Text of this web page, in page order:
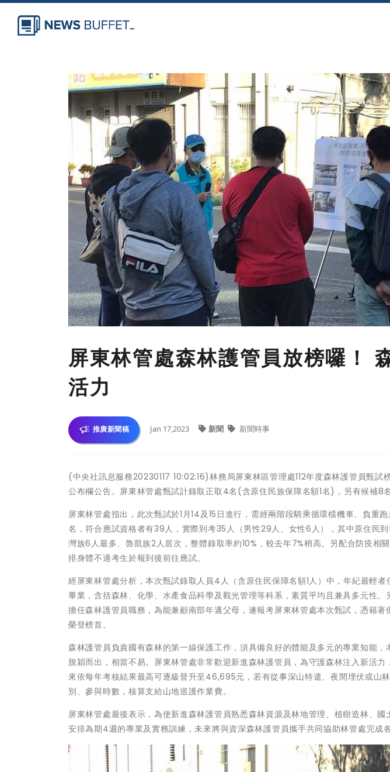
屏東林管處森林護管員放榜囉！
活力
推廣新聞稿 Jan 17,2023 新聞 新聞時事
(中央社訊息服務20230117 10:02:16)林務局屏東林區管理處112年度森林護管員甄試
公布欄公告。屏東林管處甄試計錄取正取4名(含原住民族保障名額1名)，另有候補8
屏東林管處指出，此次甄試於1月14及15日進行，需經兩階段騎乘循環檔機車、負重
名，符合應試資格者有39人，實際到考35人（男性29人、女性6人），其中原住民
灣族6人最多、魯凱族2人居次，整體錄取率約10%，較去年7%稍高。另配合防疫相
排身體不適考生於報到後前往應試。
經屏東林管處分析，本次甄試錄取人員4人（含原住民保障名額1人）中，年紀最輕
畢業，含括森林、化學、水產食品科學及觀光管理等科系，素質平均且兼具多元性
擔任森林護管員職務，為能兼顧南部年邁父母，遂報考屏東林管處本次甄試，憑籍
榮登榜首。
森林護管員負責國有森林的第一線保護工作，須具備良好的體能及多元的專業知能
脫穎而出，相當不易。屏東林管處非常歡迎新進森林護管員，為守護森林注入新活力
來依每年考核結果最高可逐級晉升至46,695元，若有從事深山特遣、夜間埋伏或山
別、參與時數，核算支給山地巡護作業費。
屏東林管處最後表示，為使新進森林護管員熟悉森林資源及林地管理、植樹造林、
安排為期4週的專業及實務訓練，未來將與資深森林護管員攜手共同協助林管處完成